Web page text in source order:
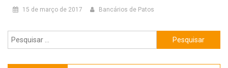
15 de março de 2017 Bancários de Patos
Pesquisar
por: